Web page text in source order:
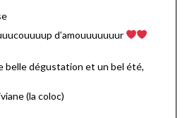
d’amouuuuuuur
belle dégustation et un bel été,
(la coloc)